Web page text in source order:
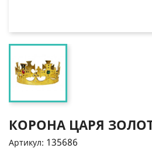
КОРОНА ЦАРЯ
Артикул: 135686